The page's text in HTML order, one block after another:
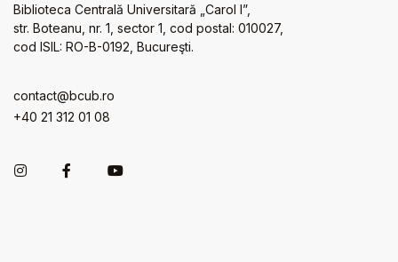
Biblioteca Centrală Universitară „Carol I”,
str. Boteanu, nr. 1, sector 1, cod postal: 010027,
cod ISIL: RO-B-0192, Bucureşti.
contact@bcub.ro
+40 21 312 01 08